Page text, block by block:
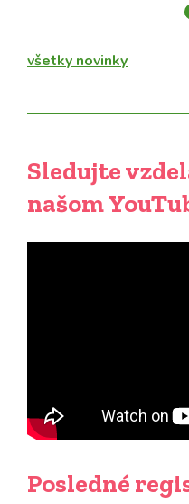
všetky novinky
Sledujte
našom
Posledné